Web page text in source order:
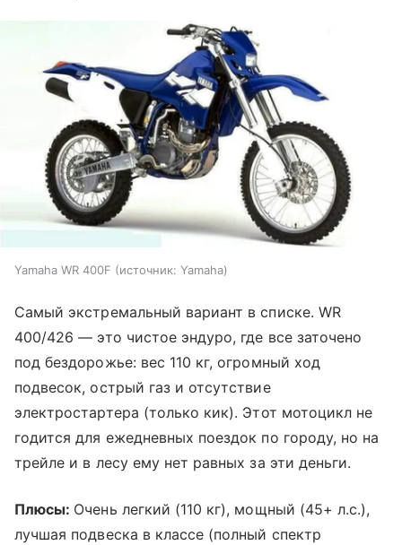
Yamaha WR 400F источник: Yamaha
Самый экстремальный вариант в списке. WR
400/426 — это чистое эндуро, где все заточено
под бездорожье: вес 110 кг, огромный ход
подвесок, острый газ и отсутствие
электростартера (только кик). Этот мотоцикл не
годится для ежедневных поездок по городу, но на
трейле и в лесу ему нет равных за эти деньги.
Плюсы: Очень легкий (110 кг), мощный (45+ л.с.),
лучшая подвеска в классе (полный спектр